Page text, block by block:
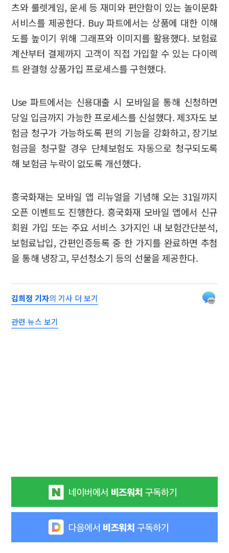
츠와 룰렛게임, 운세 등 재미와 편안함이 있는 놀이문화
서비스를 제공한다. Buy 파트에서는 상품에 대한 이해
도를 높이기 위해 그래프와 이미지를 활용했다. 보험료
계산부터 결제까지 고객이 직접 가입할 수 있는 다이렉
트 완결형 상품가입 프로세스를 구현했다.
Use 파트에서는 신용대출 시 모바일을 통해 신청하면
당일 입금까지 가능한 프로세스를 신설했다. 제3자도 보
험금 청구가 가능하도록 편의 기능을 강화하고, 장기보
험금을 청구할 경우 단체보험도 자동으로 청구되도록
해 보험금 누락이 없도록 개선했다.
흥국화재는 모바일 앱 리뉴얼을 기념해 오는 31일까지
오픈 이벤트도 진행한다. 흥국화재 모바일 앱에서 신규
회원 가입 또는 주요 서비스 3가지인 내 보험간단분석,
보험료납입, 간편인증등록 중 한 가지를 완료하면 추첨
을 통해 냉장고, 무선청소기 등의 선물을 제공한다.
김희정 기자의 기사 더 보기
관련 뉴스 보기